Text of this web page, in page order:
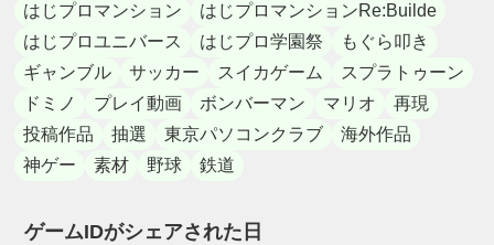
はじプロマンション
はじプロマンションRe:Builde
はじプロユニバース
はじプロ学園祭
もぐら叩き
ギャンブル
サッカー スイカゲーム
スプラトゥーン
ドミノ
プレイ動画 ボンバーマン マリオ
再現
投稿作品
抽選 東京パソコンクラブ
海外作品
神ゲー
素材 野球 鉄道
ゲームIDがシェアされた日